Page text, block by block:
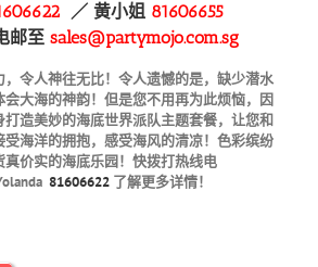
／ 黄小姐 81606655
邮至 sales@partymojo.com.sg
令人神往无比！令人遗憾的是，缺少潜水
大海的神韵！但是您不用再为此烦恼，因
造美妙的海底世界派队主题套餐，让您和
海洋的拥抱，感受海风的清凉！色彩缤纷
价实的海底乐园！快拨打热线电
81606622 了解更多详情！